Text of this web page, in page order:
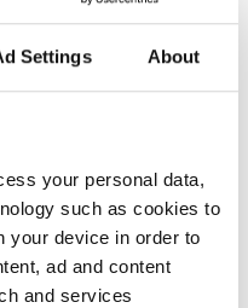
Settings About
your personal data,
such as cookies to
your device in order to
ad and content
and services
E+Selen
338.00 – 1016.00